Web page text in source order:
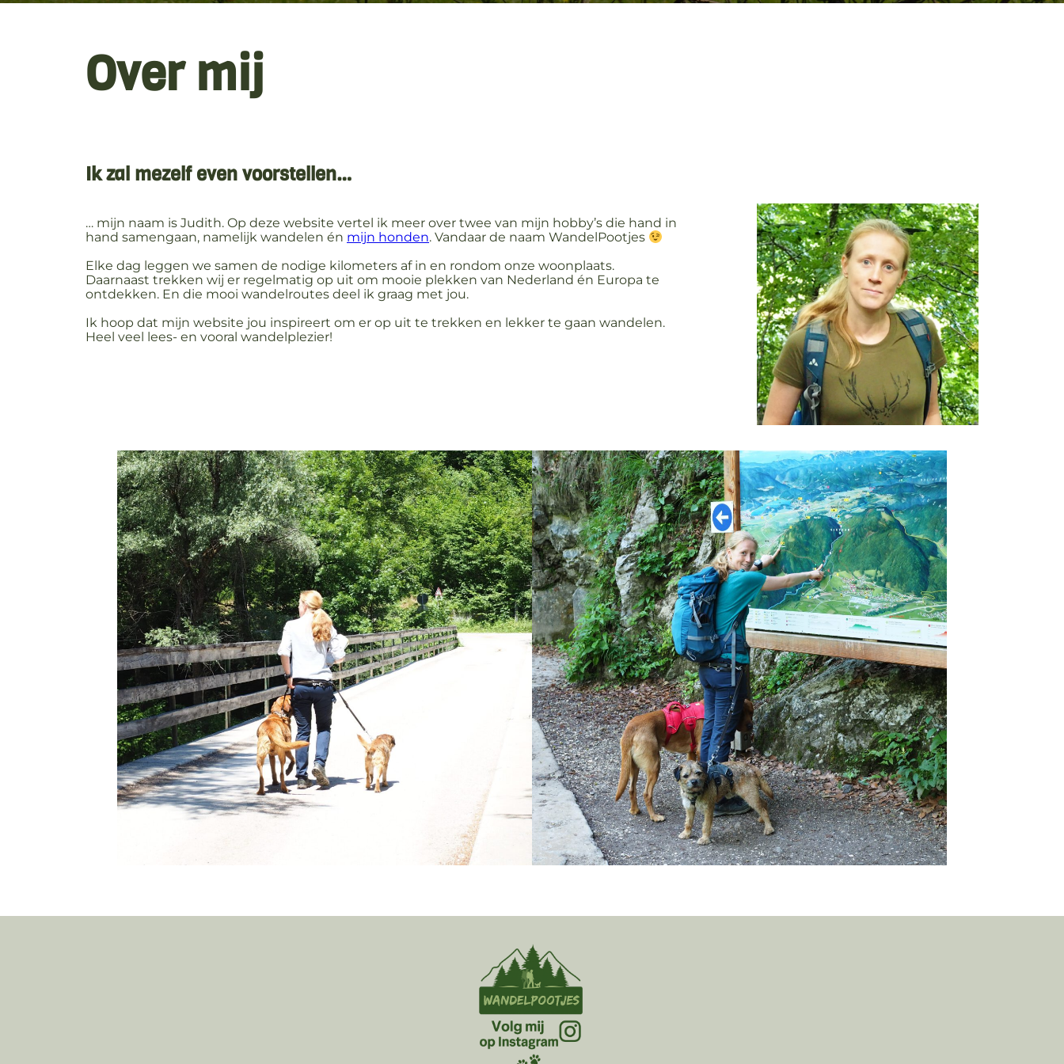
Over mij
Ik zal mezelf even voorstellen…
… mijn naam is Judith. Op deze website vertel ik meer over twee van mijn hobby’s die hand in
hand samengaan, namelijk wandelen én mijn honden. Vandaar de naam WandelPootjes
Elke dag leggen we samen de nodige kilometers af in en rondom onze woonplaats.
Daarnaast trekken wij er regelmatig op uit om mooie plekken van Nederland én Europa te
ontdekken. En die mooi wandelroutes deel ik graag met jou.
Ik hoop dat mijn website jou inspireert om er op uit te trekken en lekker te gaan wandelen.
Heel veel lees- en vooral wandelplezier!